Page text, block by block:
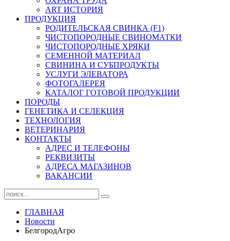
ART ИСТОРИЯ
ПРОДУКЦИЯ
РОДИТЕЛЬСКАЯ СВИНКА (F1)
ЧИСТОПОРОДНЫЕ СВИНОМАТКИ
ЧИСТОПОРОДНЫЕ ХРЯКИ
СЕМЕННОЙ МАТЕРИАЛ
СВИНИНА И СУБПРОДУКТЫ
УСЛУГИ ЭЛЕВАТОРА
ФОТОГАЛЕРЕЯ
КАТАЛОГ ГОТОВОЙ ПРОДУКЦИИ
ПОРОДЫ
ГЕНЕТИКА И СЕЛЕКЦИЯ
ТЕХНОЛОГИЯ
ВЕТЕРИНАРИЯ
КОНТАКТЫ
АДРЕС И ТЕЛЕФОНЫ
РЕКВИЗИТЫ
АДРЕСА МАГАЗИНОВ
ВАКАНСИИ
ГЛАВНАЯ
Новости
БелгородАгро